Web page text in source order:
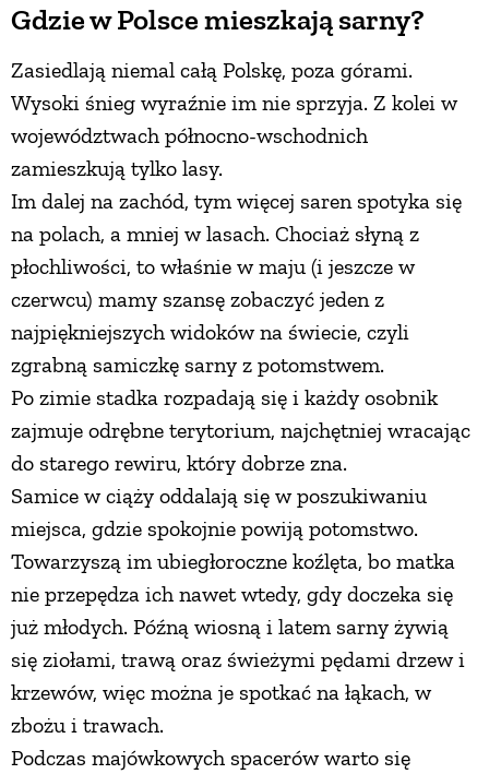
Gdzie w Polsce mieszkają sarny?
Zasiedlają niemal całą Polskę, poza górami.
Wysoki śnieg wyraźnie im nie sprzyja. Z kolei w
województwach północno-wschodnich
zamieszkują tylko lasy.
Im dalej na zachód, tym więcej saren spotyka się
na polach, a mniej w lasach. Chociaż słyną z
płochliwości, to właśnie w maju (i jeszcze w
czerwcu) mamy szansę zobaczyć jeden z
najpiękniejszych widoków na świecie, czyli
zgrabną samiczkę sarny z potomstwem.
Po zimie stadka rozpadają się i każdy osobnik
zajmuje odrębne terytorium, najchętniej wracając
do starego rewiru, który dobrze zna.
Samice w ciąży oddalają się w poszukiwaniu
miejsca, gdzie spokojnie powiją potomstwo.
Towarzyszą im ubiegłoroczne koźlęta, bo matka
nie przepędza ich nawet wtedy, gdy doczeka się
już młodych. Późną wiosną i latem sarny żywią
się ziołami, trawą oraz świeżymi pędami drzew i
krzewów, więc można je spotkać na łąkach, w
zbożu i trawach.
Podczas majówkowych spacerów warto się